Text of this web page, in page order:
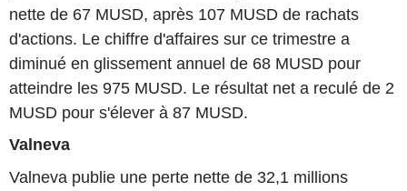
nette de 67 MUSD, après 107 MUSD de rachats
d'actions. Le chiffre d'affaires sur ce trimestre a
diminué en glissement annuel de 68 MUSD pour
atteindre les 975 MUSD. Le résultat net a reculé de 2
MUSD pour s'élever à 87 MUSD.
Valneva
Valneva publie une perte nette de 32,1 millions